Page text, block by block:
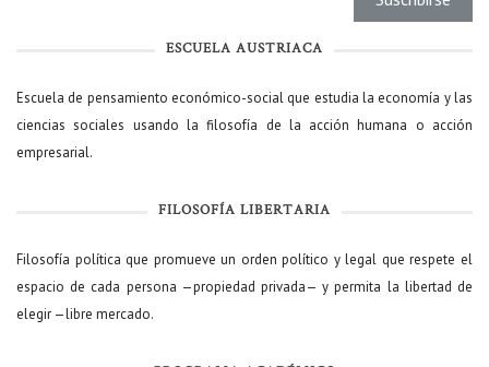
ESCUELA AUSTRIACA
Escuela de pensamiento económico-social que estudia la economía y las
ciencias sociales usando la filosofía de la acción humana o acción
empresarial.
FILOSOFÍA LIBERTARIA
Filosofía política que promueve un orden político y legal que respete el
espacio de cada persona —propiedad privada— y permita la libertad de
elegir —libre mercado.